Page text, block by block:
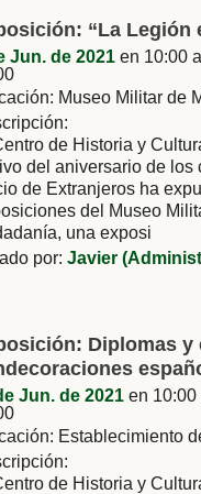
“La Legión
Jun. de 2021en 10:00 a
Museo Militar de
de Historia y
del aniversario de los
de Extranjeros ha
del Museo
una exposi
por: Javier
Diplomas y
Jun. de 2021en 10:00
Establecimiento
de Historia y